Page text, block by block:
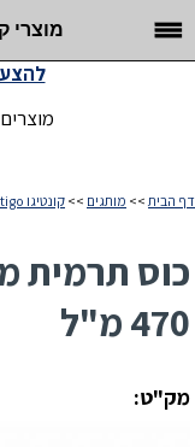
מוצרי
דף הבית >> מותגים >> קונטיגו Contigo
470 מ"ל
מק"ט: